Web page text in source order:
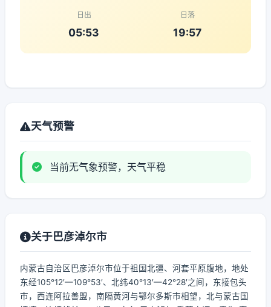
日出
05:53
日落
19:57
天气预警
当前无气象预警，天气平稳
关于巴彦淖尔市
内蒙古自治区巴彦淖尔市位于祖国北疆、河套平原腹地，地处
东经105°12′—109°53′、北纬40°13′—42°28′之间，东接包头
市，西连阿拉善盟，南隔黄河与鄂尔多斯市相望，北与蒙古国